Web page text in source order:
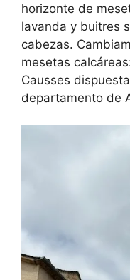
horizonte de
lavanda y buitres
cabezas.
mesetas
Causses
departamento de